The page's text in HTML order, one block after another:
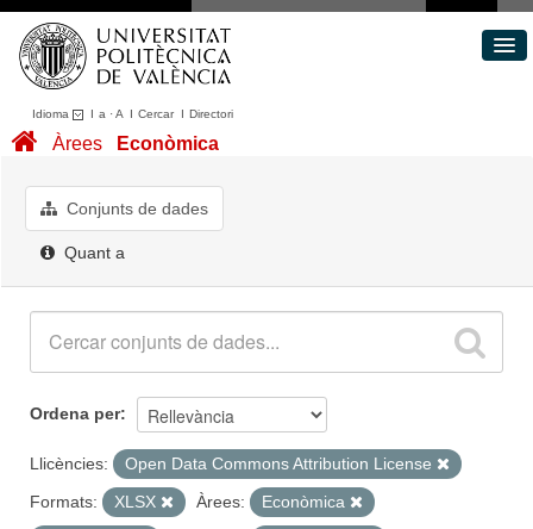
Idioma I a ·A I CercarI Directori
Conjunts de dades
Quant a
Àrees Econòmica
Conjunts de dades
Quant a
Ordena per
Llicències:
Open Data Commons Attribution License
Formats:
XLSX Àrees:
Econòmica